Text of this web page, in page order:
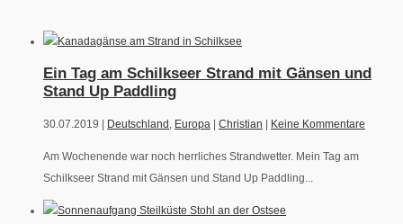
Ein Tag am Schilkseer Strand mit Gänsen und
Stand Up Paddling
30.07.2019 | Deutschland , Europa Christian Keine Kommentare
Am Wochenende war noch herrliches Strandwetter. Mein Tag am
Schilkseer Strand mit Gänsen und Stand Up Paddling...